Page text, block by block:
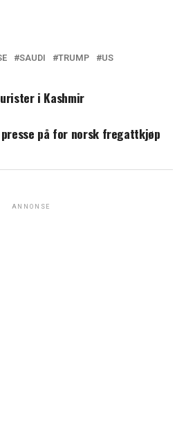
SAUDI TRUMP US
i Kashmir
på for norsk fregattkjøp
ANNONSE